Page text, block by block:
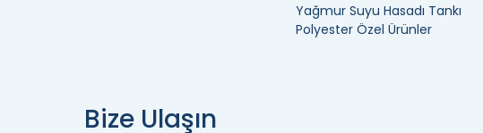
Yağmur Suyu Hasadı Tankı
Polyester Özel Ürünler
Bize Ulaşın